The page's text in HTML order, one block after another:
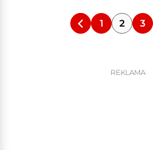
1 2 3
REKLAMA